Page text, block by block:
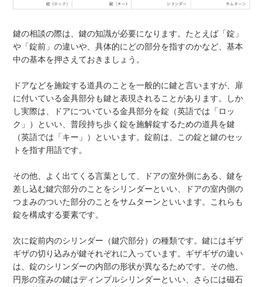
鍵の相談の際は、鍵の知識が必要になります。たとえば「錠」
や「錠前」の違いや、具体的にどの部分を指すのかなど、基本
中の基本を押さえておきましょう。
ドアなどを施錠する道具のことを一般的に鍵と言いますが、扉
に付いている金具部分も鍵と表現されることがあります。しか
し実際は、ドアについている金具部分を錠（英語では「ロッ
ク」）といい、普段持ち歩く錠を施解錠するための道具を鍵
（英語では「キー」）といいます。錠前は、この錠と鍵のセッ
トを指す用語です。
その他、よく出てくる言葉として、ドアの室外側にある、鍵を
差し込む鍵穴部分のことをシリンダーといい、ドアの室内側の
つまみのついた部分のことをサムターンといいます。これらも
錠を構成する要素です。
次に錠前内のシリンダー（鍵穴部分）の種類です。鍵にはギザ
ギザの切り込みが鍵それぞれに入っています。ギザギザの違い
は、錠のシリンダーの内部の形状が異なるためです。その他、
円形の窪みの鍵はディンプルシリンダーといい、さらには磁石